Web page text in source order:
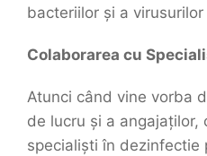
bacteriilor și a
Colaborarea cu
Atunci când vine vorba
de lucru și a angajaților,
specialiști în dezinfectie